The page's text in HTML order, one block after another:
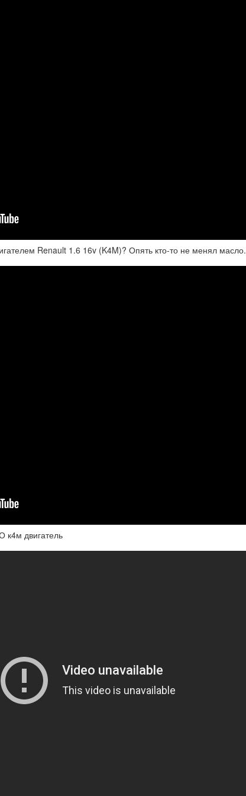
Renault 1.6 16v (K4M)? Опять кто-то не менял масло.
к4м двигатель